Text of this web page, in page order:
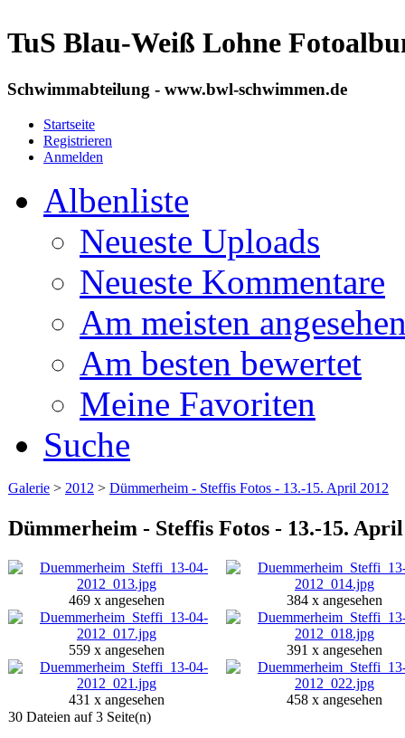
TuS Blau-Weiß Lohne
Schwimmabteilung - www.bwl-schwimmen.de
Startseite
Registrieren
Anmelden
Albenliste
Neueste Uploads
Neueste Kommentare
Am meisten
Am besten bewertet
Meine Favoriten
Suche
Galerie > 2012 > Dümmerheim - Steffis Fotos - 13.-15. April 2012
Dümmerheim - Steffis Fotos - 13.-15. April
469 x angesehen 384 x angesehen
559 x angesehen 391 x angesehen
431 x angesehen
458 x angesehen
30 Dateien auf 3 Seite(n)